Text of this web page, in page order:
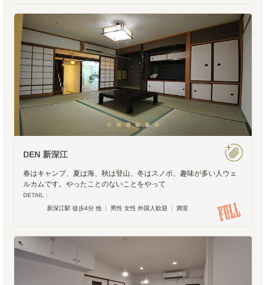
の、なんと築40年の文化住宅を再生したシェ
アハウスのコ
DEN 新深江
春はキャンプ、夏は海、秋は登山、冬はスノボ、趣味が多い人ウェ
ルカムです。やったことのないことをやって
DETAIL :
新深江駅 徒歩4分 他
男性 女性 外国人歓迎 満室